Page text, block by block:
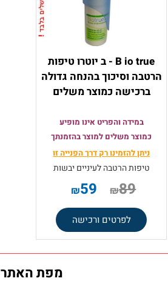
B io true - ב יוטרו טיפות
הרטבה וסיכוך בהנחה גדולה
ברכישה כמוצר משלים
במידה והפריט אינו מופיע
כמוצר משלים למוצר בהזמנתך
ניתן להזמינו רק דרך הפנייה זו
טיפות הרטבה לעיניים יבשות
₪89
₪59
לפרטים ורכישה
מפת האתר